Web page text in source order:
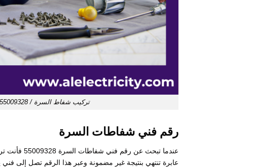
تركيب شفاط السرة / 55009328 / تصليح شفاط مركزي / فني شفاطات السرة
رقم فني شفاطات السرة
عندما
عابرة تنتهي بنتيجة غير مضمونة وعبر هذا الرقم تصل إلى